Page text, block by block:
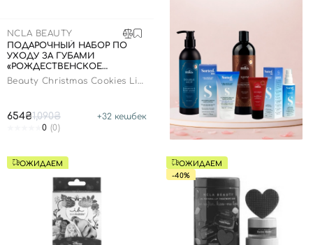
NCLA BEAUTY
ПОДАРОЧНЫЙ НАБОР ПО
УХОДУ ЗА ГУБАМИ
«РОЖДЕСТВЕНСКОЕ
ПЕЧЕНЬЕ», 3 В 1
Beauty Christmas Cookies Lip
654₴1,090₴ +32 кешбек
0 (0)
ОЖИДАЕМ
ОЖИДАЕМ
-40%